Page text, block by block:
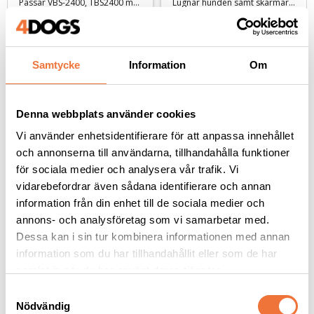
Samtycke Information Om
Denna webbplats använder cookies
Vi använder enhetsidentifierare för att anpassa innehållet
och annonserna till användarna, tillhandahålla funktioner
för sociala medier och analysera vår trafik. Vi
vidarebefordrar även sådana identifierare och annan
information från din enhet till de sociala medier och
annons- och analysföretag som vi samarbetar med.
Dessa kan i sin tur kombinera informationen med annan
information som du har tillhandahållit eller som de har
Nödvändig
Passar VBS-2400, TBS2400 med flera
49kr
Lugnar hunden samt skärmar av höga ljud
Andra köpte även
Chris Christensen
Chris Christensen Day